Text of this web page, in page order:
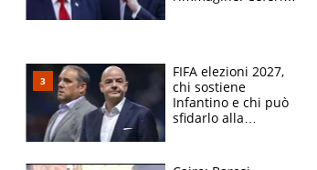
FIFA elezioni 2027,
chi sostiene
Infantino e chi può
sfidarlo alla
calcio